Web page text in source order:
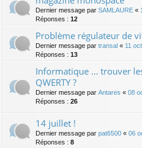
Dernier message par SAMLAURE «
Réponses : 12
Problème régulateur de
Dernier message par transal « 11
Réponses : 13
Informatique ... trouver
QWERTY ?
Dernier message par Antares « 08
Réponses : 26
14 juillet !
Dernier message par pat6500 « 06
Réponses : 8